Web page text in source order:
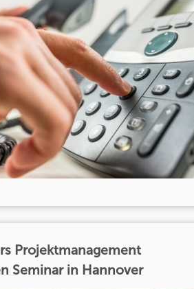
Projektmanagement
Seminar in Hannover